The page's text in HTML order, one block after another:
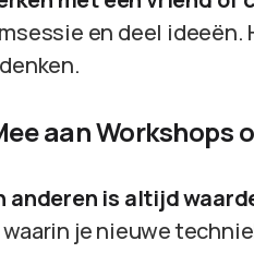
en deel ideeën.
aan Workshops
anderen is altijd
je nieuwe